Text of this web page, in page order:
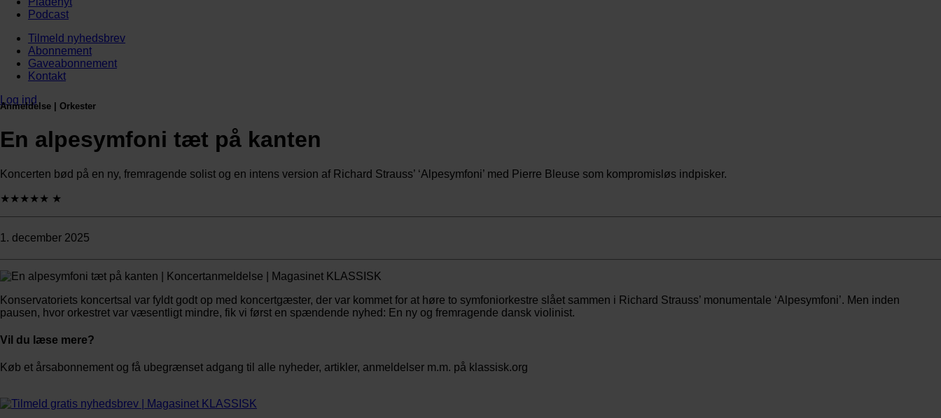
Podcast
Tilmeld nyhedsbrev
Abonnement
Gaveabonnement
Kontakt
Log ind
Anmeldelse | Orkester
En alpesymfoni tæt på kanten
Koncerten bød på en ny, fremragende solist og en intens version af Richard Strauss’ ‘Alpesymfoni’ med Pierre Bleuse som kompromisløs indpisker.
★★★★★ ★
1. december 2025
Konservatoriets koncertsal var fyldt godt op med koncertgæster, der var kommet for at høre to symfoniorkestre slået sammen i Richard Strauss’ monumentale ‘Alpesymfoni’. Men inden
pausen, hvor orkestret var væsentligt mindre, fik vi først en spændende nyhed: En ny og fremragende dansk violinist.
Vil du læse mere?
Køb et årsabonnement og få ubegrænset adgang til alle nyheder, artikler, anmeldelser m.m. på klassisk.org